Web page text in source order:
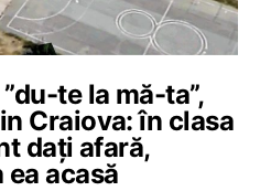
te la mă-ta”,
Craiova: în clasa
dați afară,
acasă